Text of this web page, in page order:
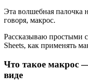
Эта волшебная палочка
говоря, макрос.
Рассказываю простыми
Sheets, как применять
Что такое макрос
виде